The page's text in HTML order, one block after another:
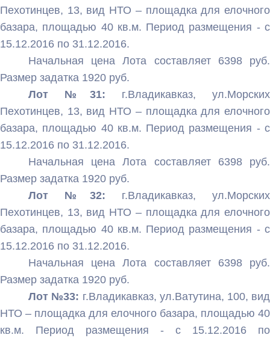
Пехотинцев, 13, вид НТО – площадка для елочного
базара, площадью 40 кв.м. Период размещения - с
15.12.2016 по 31.12.2016.
Начальная цена Лота составляет 6398 руб.
Размер задатка 1920 руб.
Лот №31: г.Владикавказ, ул.Морских
Пехотинцев, 13, вид НТО – площадка для елочного
базара, площадью 40 кв.м. Период размещения - с
15.12.2016 по 31.12.2016.
Начальная цена Лота составляет 6398 руб.
Размер задатка 1920 руб.
Лот №32: г.Владикавказ, ул.Морских
Пехотинцев, 13, вид НТО – площадка для елочного
базара, площадью 40 кв.м. Период размещения - с
15.12.2016 по 31.12.2016.
Начальная цена Лота составляет 6398 руб.
Размер задатка 1920 руб.
Лот №33: г.Владикавказ, ул.Ватутина, 100, вид
НТО – площадка для елочного базара, площадью 40
кв.м. Период размещения - с 15.12.2016 по